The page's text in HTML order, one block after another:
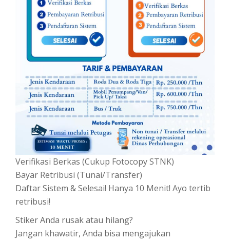
Verifikasi Berkas (Cukup Fotocopy STNK)
Bayar Retribusi (Tunai/Transfer)
Daftar Sistem & Selesai! Hanya 10 Menit! Ayo tertib
retribusi!
Stiker Anda rusak atau hilang?
Jangan khawatir, Anda bisa mengajukan